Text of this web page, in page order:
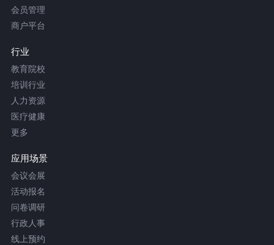
会员管理
商户平台
行业
教育院校
培训行业
人力资源
医疗健康
更多
应用场景
会议会展
活动报名
问卷调研
行政人事
线上预约